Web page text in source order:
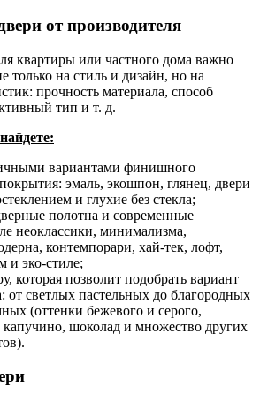
от производителя
квартиры или частного дома важно
только на стиль и дизайн, но на
прочность материала, способ
тип и т. д.
вариантами финишного
эмаль, экошпон, глянец, двери
и глухие без стекла;
полотна и современные
неоклассики, минимализма,
контемпорари, хай-тек, лофт,
и эко-стиле;
которая позволит подобрать вариант
от светлых пастельных до благородных
(оттенки бежевого и серого,
капучино, шоколад и множество других